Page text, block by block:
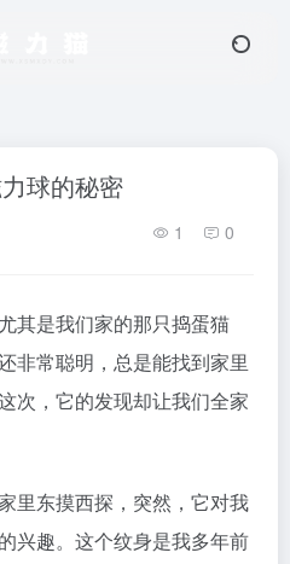
球的秘密
1 0
其是我们家的那只捣蛋猫
常聪明，总是能找到家里
次，它的发现却让我们全家
里东摸西探，突然，它对我
兴趣。这个纹身是我多年前